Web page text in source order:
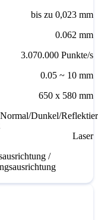
bis zu 0,023 mm
0.062 mm
3.070.000 Punkte/s
0.05 ~ 10 mm
650 x 580 mm
Normal/Dunkel/
Laser
/